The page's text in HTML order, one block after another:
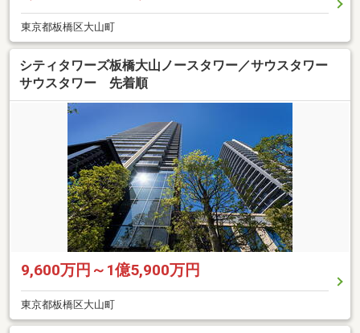
東京都板橋区大山町
シティタワーズ板橋大山ノースタワー／サウスタワー
サウスタワー 先着順
9,600万円～1億5,900万円
東京都板橋区大山町